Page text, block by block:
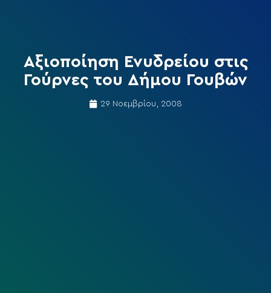
Αξιοποίηση Ενυδρείου στις
Γούρνες του Δήμου Γουβών
29 Νοεμβρίου, 2008